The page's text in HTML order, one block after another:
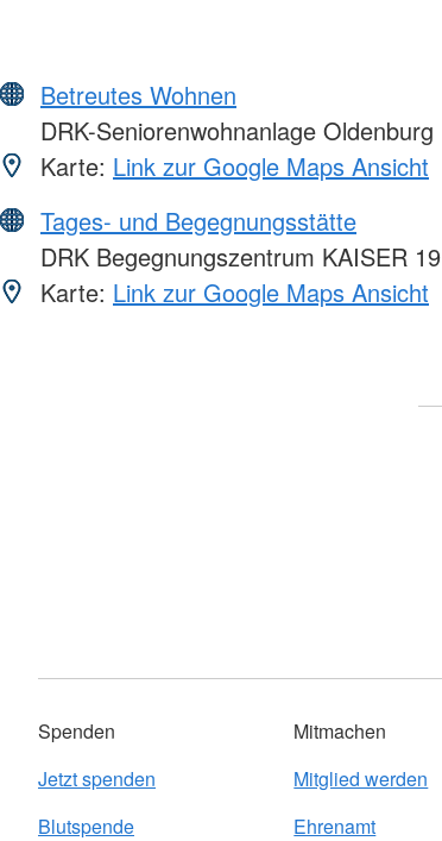
Betreutes Wohnen
DRK-Seniorenwohnanlage Oldenburg
Karte: Link zur Google Maps Ansicht
Tages- und Begegnungsstätte
DRK Begegnungszentrum KAISER 19
Karte: Link zur Google Maps Ansicht
Spenden
Jetzt spenden
Blutspende
Mitmachen
Mitglied werden
Ehrenamt